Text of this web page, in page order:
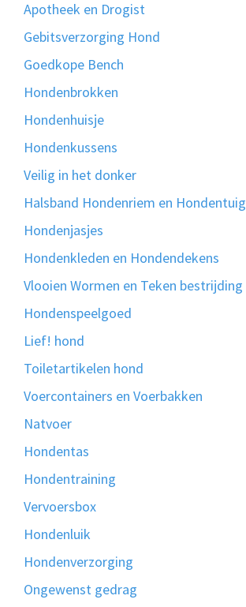
Apotheek en Drogist
Gebitsverzorging Hond
Goedkope Bench
Hondenbrokken
Hondenhuisje
Hondenkussens
Veilig in het donker
Halsband Hondenriem en Hondentuig
Hondenjasjes
Hondenkleden en Hondendekens
Vlooien Wormen en Teken bestrijding
Hondenspeelgoed
Lief! hond
Toiletartikelen hond
Voercontainers en Voerbakken
Natvoer
Hondentas
Hondentraining
Vervoersbox
Hondenluik
Hondenverzorging
Ongewenst gedrag